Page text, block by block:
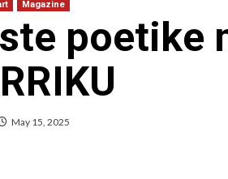
Magazine
poetike
May 15, 2025